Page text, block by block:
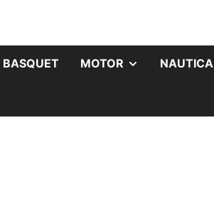
BASQUET MOTOR NAUTICA